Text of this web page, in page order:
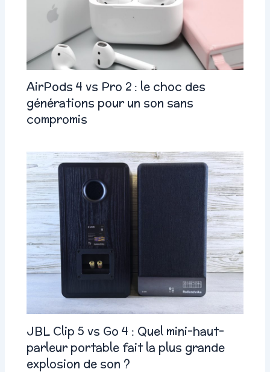
AirPods 4 vs Pro 2 : le choc des
générations pour un son sans
compromis
JBL Clip 5 vs Go 4 : Quel mini-haut-
parleur portable fait la plus grande
explosion de son ?